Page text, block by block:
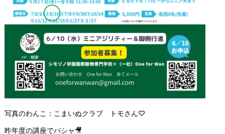
写真のわんこ：こまいぬクラブ トモさん♡
昨年度の講座でパシャ🎥